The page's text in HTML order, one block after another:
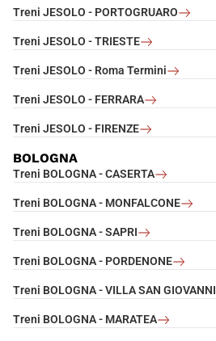
Treni JESOLO - PORTOGRUARO
Treni JESOLO - TRIESTE
Treni JESOLO - Roma Termini
Treni JESOLO - FERRARA
Treni JESOLO - FIRENZE
BOLOGNA
Treni BOLOGNA - CASERTA
Treni BOLOGNA - MONFALCONE
Treni BOLOGNA - SAPRI
Treni BOLOGNA - PORDENONE
Treni BOLOGNA - VILLA SAN GIOVANNI
Treni BOLOGNA - MARATEA